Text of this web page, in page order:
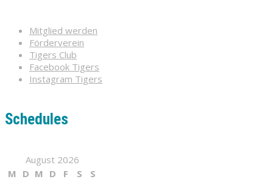
Mitglied werden
Förderverein
Tigers Club
Facebook Tigers
Instagram Tigers
Schedules
August 2026
M D M D F S
S